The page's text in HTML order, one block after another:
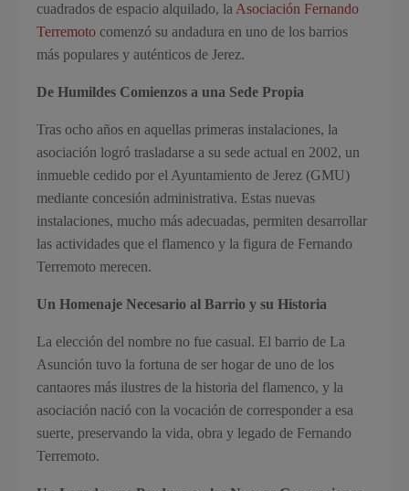
cuadrados de espacio alquilado, la Asociación Fernando
Terremoto comenzó su andadura en uno de los barrios
más populares y auténticos de Jerez.
De Humildes Comienzos a una Sede Propia
Tras ocho años en aquellas primeras instalaciones, la
asociación logró trasladarse a su sede actual en 2002, un
inmueble cedido por el Ayuntamiento de Jerez (GMU)
mediante concesión administrativa. Estas nuevas
instalaciones, mucho más adecuadas, permiten desarrollar
las actividades que el flamenco y la figura de Fernando
Terremoto merecen.
Un Homenaje Necesario al Barrio y su Historia
La elección del nombre no fue casual. El barrio de La
Asunción tuvo la fortuna de ser hogar de uno de los
cantaores más ilustres de la historia del flamenco, y la
asociación nació con la vocación de corresponder a esa
suerte, preservando la vida, obra y legado de Fernando
Terremoto.